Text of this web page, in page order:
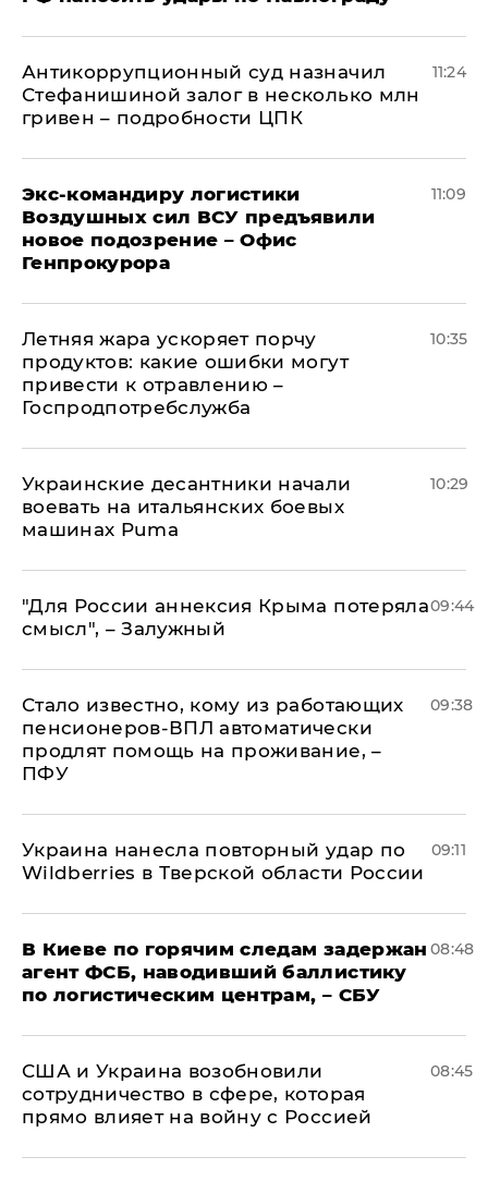
Антикоррупционный суд назначил
Стефанишиной залог в несколько млн
гривен – подробности ЦПК
11:24
Экс-командиру логистики
Воздушных сил ВСУ предъявили
новое подозрение – Офис
Генпрокурора
11:09
Летняя жара ускоряет порчу
продуктов: какие ошибки могут
привести к отравлению –
Госпродпотребслужба
10:35
Украинские десантники начали
воевать на итальянских боевых
машинах Puma
10:29
"Для России аннексия Крыма потеряла
смысл", – Залужный
09:44
Стало известно, кому из работающих
пенсионеров-ВПЛ автоматически
продлят помощь на проживание, –
ПФУ
09:38
Украина нанесла повторный удар по
Wildberries в Тверской области России
09:11
В Киеве по горячим следам задержан
агент ФСБ, наводивший баллистику
по логистическим центрам, – СБУ
08:48
США и Украина возобновили
сотрудничество в сфере, которая
прямо влияет на войну с Россией
08:45